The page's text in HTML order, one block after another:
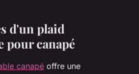
d'un plaid
pour canapé
canapé offre une